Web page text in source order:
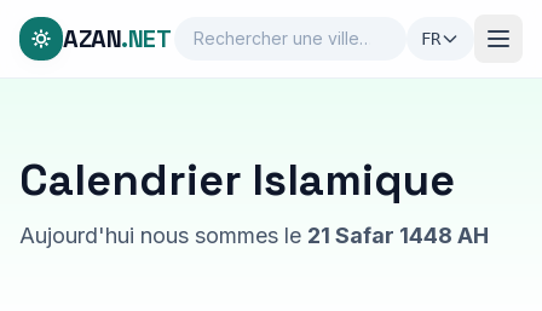
AZAN.NET FR
Calendrier Islamique
Aujourd'hui nous sommes le 21 Safar 1448 AH